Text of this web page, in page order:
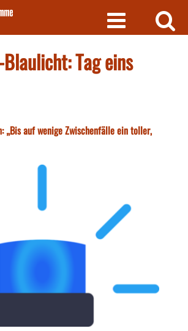
Tag eins
„Bis auf wenige Zwischenfälle ein toller,